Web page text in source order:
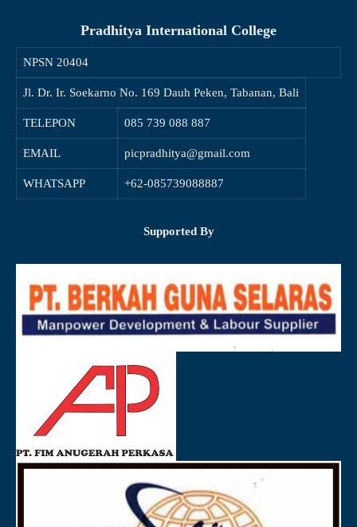
Pradhitya International College
NPSN 20404
Jl. Dr. Ir. Soekarno No. 169 Dauh Peken, Tabanan, Bali
TELEPON 085 739 088 887
EMAIL picpradhitya@gmail.com
WHATSAPP +62-085739088887
Supported By